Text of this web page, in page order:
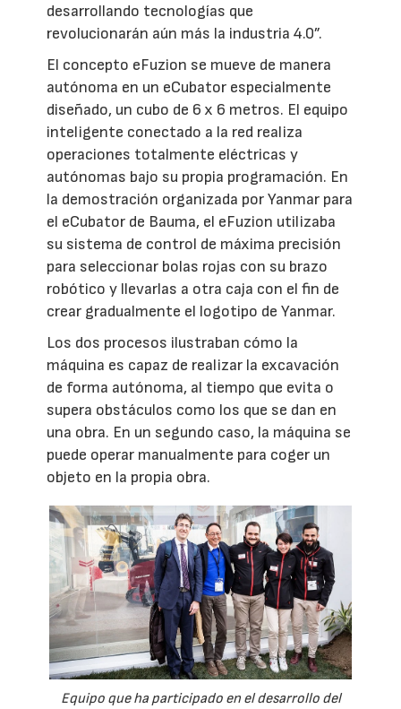
desarrollando tecnologías que
revolucionarán aún más la industria 4.0”.
El concepto eFuzion se mueve de manera
autónoma en un eCubator especialmente
diseñado, un cubo de 6 x 6 metros. El equipo
inteligente conectado a la red realiza
operaciones totalmente eléctricas y
autónomas bajo su propia programación. En
la demostración organizada por Yanmar para
el eCubator de Bauma, el eFuzion utilizaba
su sistema de control de máxima precisión
para seleccionar bolas rojas con su brazo
robótico y llevarlas a otra caja con el fin de
crear gradualmente el logotipo de Yanmar.
Los dos procesos ilustraban cómo la
máquina es capaz de realizar la excavación
de forma autónoma, al tiempo que evita o
supera obstáculos como los que se dan en
una obra. En un segundo caso, la máquina se
puede operar manualmente para coger un
objeto en la propia obra.
Equipo que ha participado en el desarrollo del